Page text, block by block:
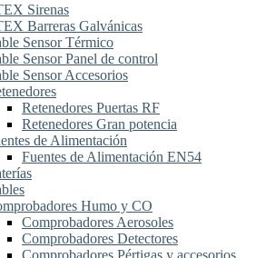
Sirenas
Barreras Galvánicas
Sensor Térmico
Sensor Panel de control
Sensor Accesorios
Retenedores Puertas RF
Retenedores Gran potencia
de Alimentación
Fuentes de Alimentación EN54
Humo y CO
Comprobadores Aerosoles
Comprobadores Detectores
Comprobadores Pértigas y accesorios